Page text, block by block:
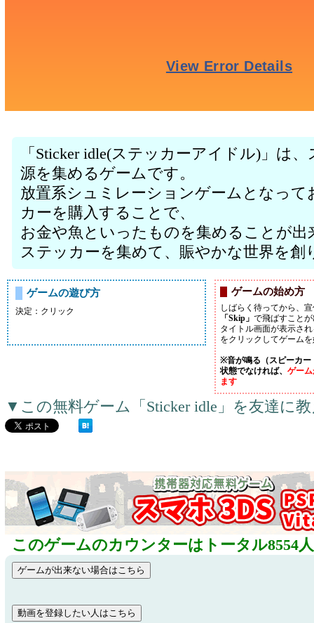
「Sticker idle(ステッカーアイドル)」は
源を集めるゲームです。
放置系シュミレーションゲームとなっ
カーを購入することで、
お金や魚といったものを集めることが出
ステッカーを集めて、賑やかな世界を創
ゲームの遊び方
決定：クリック
ゲームの始め方
しばらく待ってから、
「Skip」 で飛ばすこと
タイトル画面が表示さ
をクリックしてゲーム
※音が鳴る（スピーカー
状態でなければ、 ゲー
ます
▼この無料ゲーム「Sticker idle」を友達に
このゲームのカウンターはトータル8554